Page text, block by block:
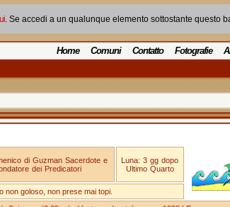
. Se accedi a un qualunque elemento sottostante questo
Home Comuni Contatto Fotografie
di Guzman Sacerdote e
dei Predicatori
Luna: 3 gg dopo
Ultimo Quarto
non goloso, non prese mai topi.